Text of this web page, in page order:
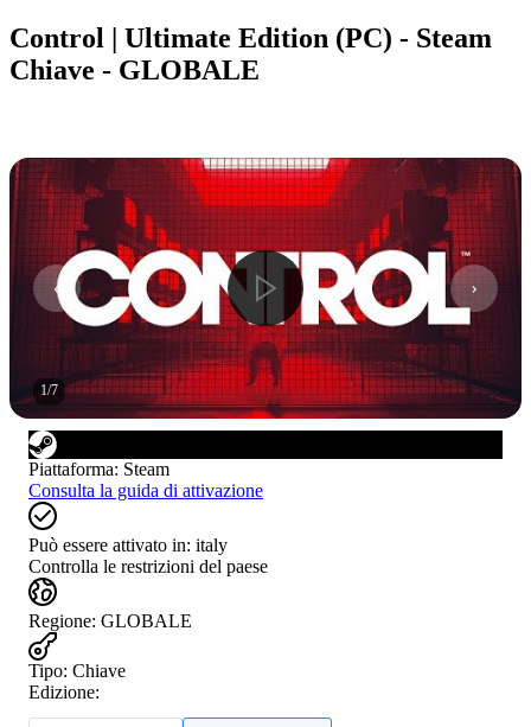
Control | Ultimate Edition (PC) - Steam
Chiave - GLOBALE
1/7
Piattaforma: Steam
Consulta la guida di attivazione
Può essere attivato in: italy
Controlla le restrizioni del paese
Regione: GLOBALE
Tipo: Chiave
Edizione: